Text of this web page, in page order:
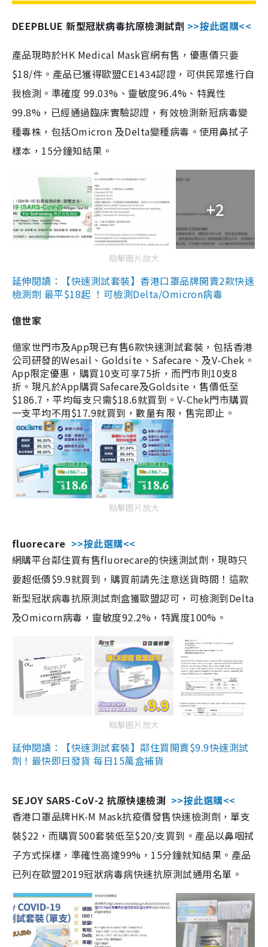
DEEPBLUE 新型冠狀病毒抗原檢測試劑 >>按此選購<<
產品現時於HK Medical Mask官網有售，優惠價只要
$18/件。產品已獲得歐盟CE1434認證，可供民眾進行自
我檢測。準確度 99.03%、靈敏度96.4%、特異性
99.8%，已經通過臨床實驗認證，有效檢測新冠病毒變
種毒株，包括Omicron 及Delta變種病毒。使用鼻拭子
樣本，15分鐘知結果。
+2
點擊圖片放大
延伸閱讀：【快速測試套裝】香港口罩品牌開賣2款快速
檢測劑 最平$18起 ！可檢測Delta/Omicron病毒
億世家
億家世門市及App現已有售6款快速測試套裝，包括香港
公司研發的Wesail、Goldsite、Safecare、及V-Chek。
App限定優惠，購買10支可享75折，而門市則10支8
折。現凡於App購買Safecare及Goldsite，售價低至
$186.7，平均每支只需$18.6就買到。V-Chek門市購買
一支平均不用$17.9就買到，數量有限，售完即止。
點擊圖片放大
fluorecare >>按此選購<<
網購平台鄰住買有售fluorecare的快速測試劑，現時只
要超低價$9.9就買到，購買前請先注意送貨時間！這款
新型冠狀病毒抗原測試劑盒獲歐盟認可，可檢測到Delta
及Omicorn病毒，靈敏度92.2%，特異度100%。
點擊圖片放大
延伸閱讀：【快速測試套裝】鄰住買開賣$9.9快速測試
劑！最快即日發貨 每日15萬盒補貨
SEJOY SARS-CoV-2 抗原快速檢測 >>按此選購<<
香港口罩品牌HK-M Mask抗疫價發售快速檢測劑，單支
裝$22，而購買500套裝低至$20/支買到。產品以鼻咽拭
子方式採樣，準確性高達99%，15分鐘就知結果。產品
已列在歐盟2019冠狀病毒病快速抗原測試通用名單。